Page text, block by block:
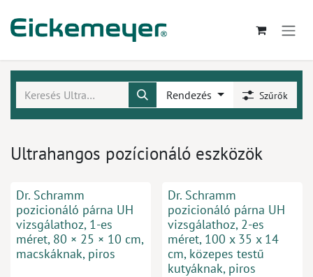
Rendezés Szűrők
Ultrahangos pozícionáló eszközök
Dr. Schramm
pozicionáló párna UH
vizsgálathoz, 1-es
méret, 80 × 25 × 10 cm,
macskáknak, piros
Dr. Schramm
pozicionáló párna UH
vizsgálathoz, 2-es
méret, 100 x 35 x 14
cm, közepes testű
kutyáknak, piros